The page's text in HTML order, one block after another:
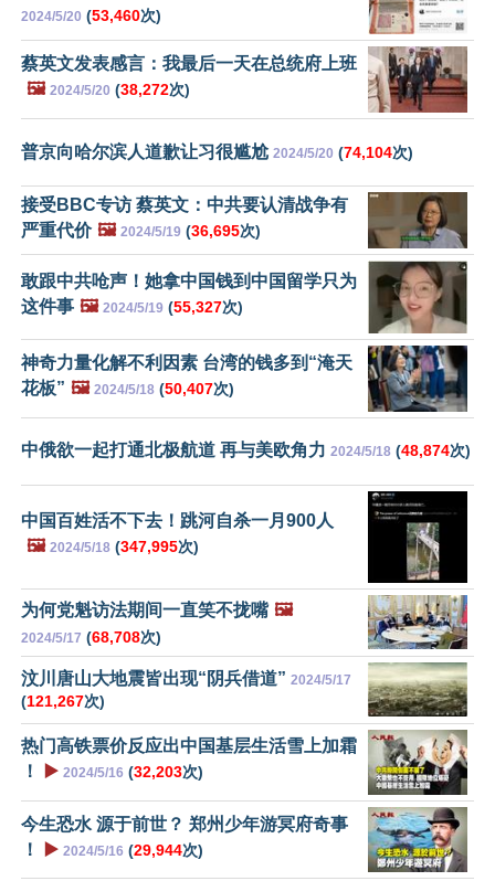
2024/5/20 (53,460次)
蔡英文发表感言：我最后一天在总统府上班
🖼️ 2024/5/20 (38,272次)
普京向哈尔滨人道歉让习很尴尬 2024/5/20 (74,104次)
接受BBC专访 蔡英文：中共要认清战争有
严重代价 🖼️ 2024/5/19 (36,695次)
敢跟中共呛声！她拿中国钱到中国留学只为
这件事 🖼️ 2024/5/19 (55,327次)
神奇力量化解不利因素 台湾的钱多到“淹天
花板” 🖼️ 2024/5/18 (50,407次)
中俄欲一起打通北极航道 再与美欧角力 2024/5/18 (48,874次)
中国百姓活不下去！跳河自杀一月900人
🖼️ 2024/5/18 (347,995次)
为何党魁访法期间一直笑不拢嘴 🖼️
2024/5/17 (68,708次)
汶川唐山大地震皆出现“阴兵借道” 2024/5/17
(121,267次)
热门高铁票价反应出中国基层生活雪上加霜
！
▶️ 2024/5/16 (32,203次)
今生恐水 源于前世？ 郑州少年游冥府奇事
！
▶️ 2024/5/16 (29,944次)